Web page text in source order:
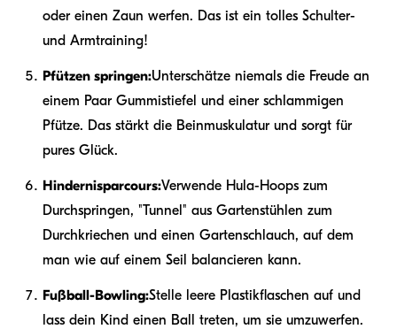
oder einen Zaun werfen. Das ist ein tolles Schulter-
und Armtraining!
Pfützen springen:Unterschätze niemals die Freude an
einem Paar Gummistiefel und einer schlammigen
Pfütze. Das stärkt die Beinmuskulatur und sorgt für
pures Glück.
Hindernisparcours:Verwende Hula-Hoops zum
Durchspringen, "Tunnel" aus Gartenstühlen zum
Durchkriechen und einen Gartenschlauch, auf dem
man wie auf einem Seil balancieren kann.
Fußball-Bowling:Stelle leere Plastikflaschen auf und
lass dein Kind einen Ball treten, um sie umzuwerfen.